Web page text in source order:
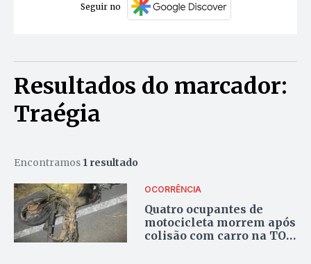
Seguir no
Resultados do marcador:
Traégia
Encontramos 1 resultado
OCORRÊNCIA
Quatro ocupantes de
motocicleta morrem após
colisão com carro na TO-